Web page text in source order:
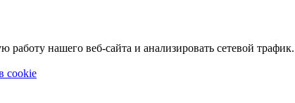
нашего веб-сайта и анализировать сетевой трафик.
cookie